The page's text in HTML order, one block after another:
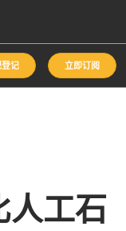
记 立即订阅
人工石